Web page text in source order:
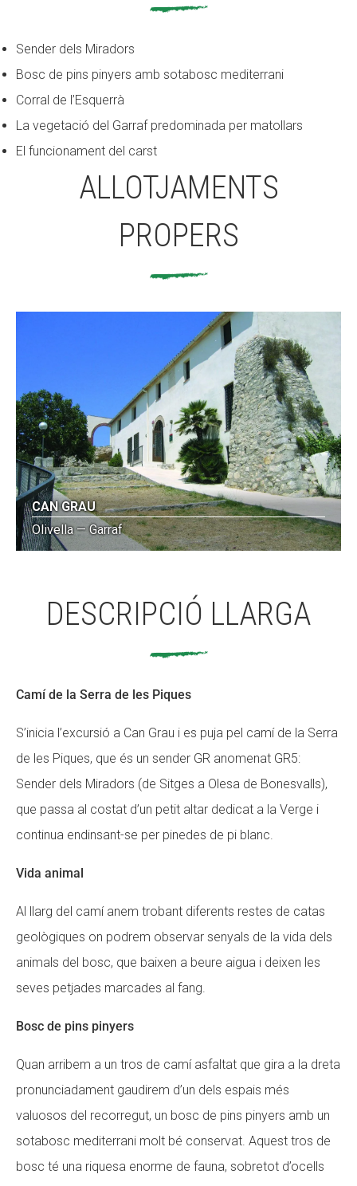
Sender dels Miradors
Bosc de pins pinyers amb sotabosc mediterrani
Corral de l’Esquerrà
La vegetació del Garraf predominada per matollars
El funcionament del carst
ALLOTJAMENTS
PROPERS
CAN GRAU
Olivella — Garraf
DESCRIPCIÓ LLARGA
Camí de la Serra de les Piques
S’inicia l’excursió a Can Grau i es puja pel camí de la Serra
de les Piques, que és un sender GR anomenat GR5:
Sender dels Miradors (de Sitges a Olesa de Bonesvalls),
que passa al costat d’un petit altar dedicat a la Verge i
continua endinsant-se per pinedes de pi blanc.
Vida animal
Al llarg del camí anem trobant diferents restes de catas
geològiques on podrem observar senyals de la vida dels
animals del bosc, que baixen a beure aigua i deixen les
seves petjades marcades al fang.
Bosc de pins pinyers
Quan arribem a un tros de camí asfaltat que gira a la dreta
pronunciadament gaudirem d’un dels espais més
valuosos del recorregut, un bosc de pins pinyers amb un
sotabosc mediterrani molt bé conservat. Aquest tros de
bosc té una riquesa enorme de fauna, sobretot d’ocells